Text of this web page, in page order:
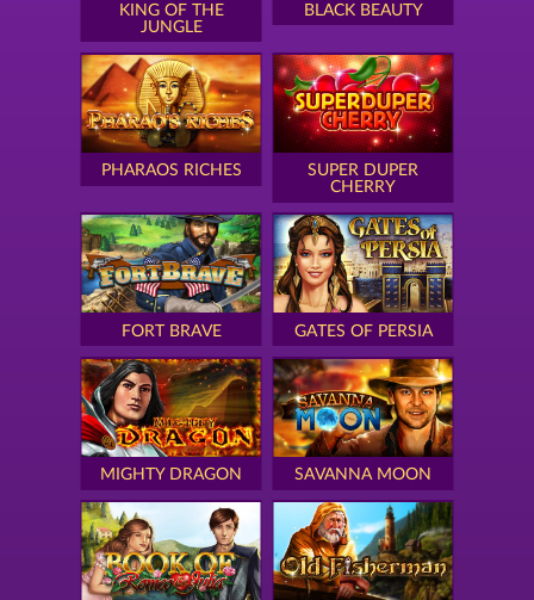
KING OF THE
JUNGLE
BLACK BEAUTY
PHARAOS RICHES
SUPER DUPER
CHERRY
FORT BRAVE GATES OF PERSIA
MIGHTY DRAGON SAVANNA MOON